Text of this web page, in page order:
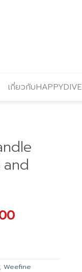
เกี่ยวกับHAPPYDIVE
Current
, Weefine